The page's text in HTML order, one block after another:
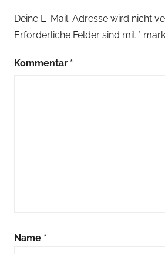
Deine E-Mail-Adresse wird nicht
Erforderliche Felder sind mit *
Kommentar *
Name *